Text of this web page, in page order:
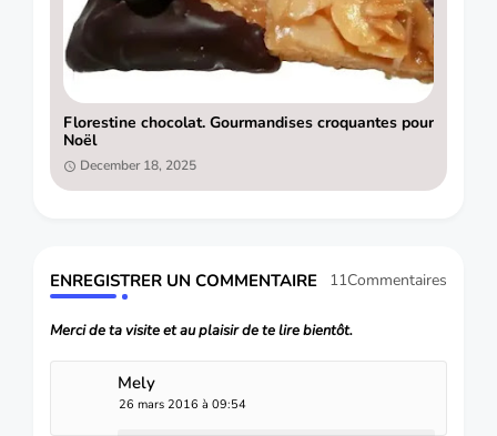
Florestine chocolat. Gourmandises croquantes pour
Noël
December 18, 2025
ENREGISTRER UN COMMENTAIRE 11Commentaires
Merci de ta visite et au plaisir de te lire bientôt.
Mely
26 mars 2016 à 09:54